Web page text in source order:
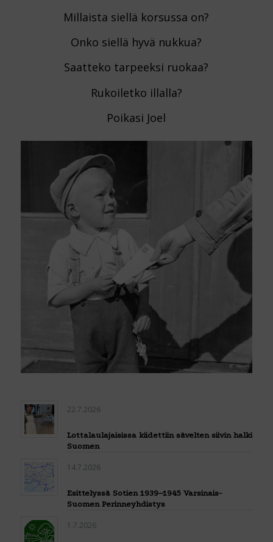
Millaista siellä korsussa on?
Onko siellä hyvä nukkua?
Saatteko tarpeeksi ruokaa?
Rukoiletko illalla?
Poikasi Joel
22.7.2026
Lottalaulajaisissa kiidettiin sävelten siivin halki
Suomen
14.7.2026
Esittelyssä Sotien 1939–1945 Varsinais-
Suomen Perinneyhdistys
1.7.2026